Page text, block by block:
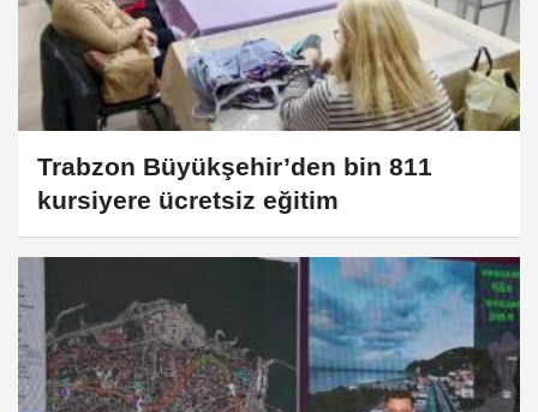
Trabzon Büyükşehir’den bin 811
kursiyere ücretsiz eğitim